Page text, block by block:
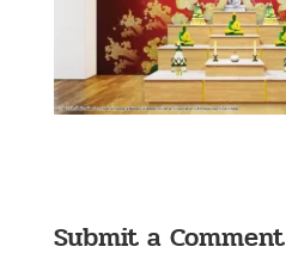
Submit a Comment